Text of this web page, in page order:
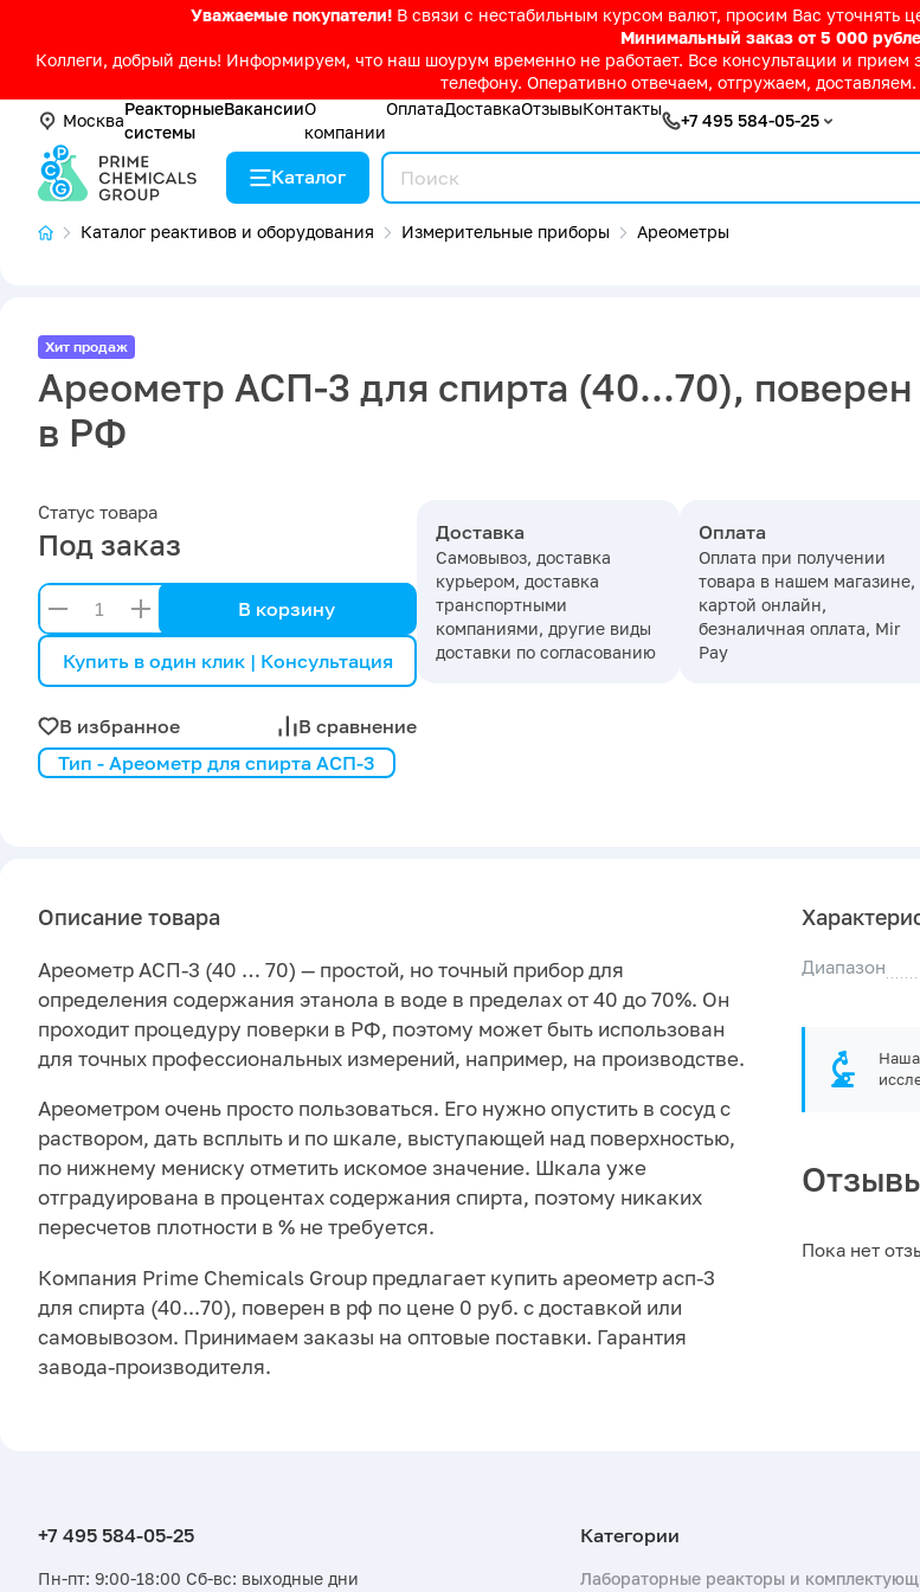
Уважаемые покупатели! В связи с нестабильным курсом валют, просим Вас
Минимальный заказ от 5 000
Коллеги, добрый день! Информируем, что наш шоурум временно не работает. Все консультации и прием
телефону. Оперативно отвечаем, отгружаем,
Москва
Реакторные
системы
ВакансииО
компании
ОплатаДоставкаОтзывыКонтакты
+7 495 584-05-25
Каталог
Каталог реактивов и оборудования
Измерительные приборы Ареометры
Хит продаж
Ареометр АСП-3 для спирта (40...70), поверен
в РФ
Статус товара
Под заказ
В корзину
Купить в один клик | Консультация
В избранное В сравнение
Доставка
Самовывоз, доставка
курьером, доставка
транспортными
компаниями, другие виды
доставки по согласованию
Оплата
Оплата при получении
товара в нашем магазине,
картой онлайн,
безналичная оплата, Mir
Pay
Тип - Ареометр для спирта АСП-3
Описание товара
Ареометр АСП-3 (40 … 70) — простой, но точный прибор для
определения содержания этанола в воде в пределах от 40 до 70%. Он
проходит процедуру поверки в РФ, поэтому может быть использован
для точных профессиональных измерений, например, на производстве.
Ареометром очень просто пользоваться. Его нужно опустить в сосуд с
раствором, дать всплыть и по шкале, выступающей над поверхностью,
по нижнему мениску отметить искомое значение. Шкала уже
отградуирована в процентах содержания спирта, поэтому никаких
пересчетов плотности в % не требуется.
Компания Prime Chemicals Group предлагает купить ареометр асп-3
для спирта (40...70), поверен в рф по цене 0 руб. с доставкой или
самовывозом. Принимаем заказы на оптовые поставки. Гарантия
завода-производителя.
Диапазон
Наша
Пока нет
Пн-пт: 9:00-18:00 Сб-вс: выходные дни Лабораторные реакторы и